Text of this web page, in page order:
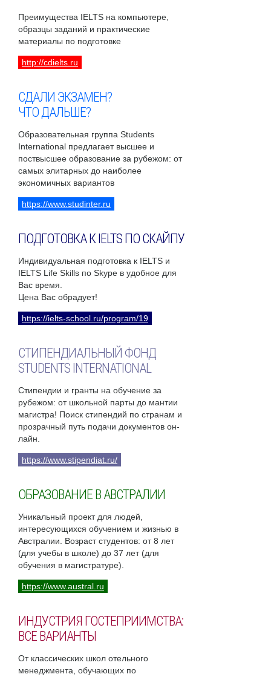
Преимущества IELTS на компьютере,
образцы заданий и практические
материалы по подготовке
http://cdielts.ru
СДАЛИ ЭКЗАМЕН?
ЧТО ДАЛЬШЕ?
Образовательная группа Students
International предлагает высшее и
поствысшее образование за рубежом: от
самых элитарных до наиболее
экономичных вариантов
https://www.studinter.ru
ПОДГОТОВКА К IELTS ПО СКАЙПУ
Индивидуальная подготовка к IELTS и
IELTS Life Skills по Skype в удобное для
Вас время.
Цена Вас обрадует!
https://ielts-school.ru/program/19
СТИПЕНДИАЛЬНЫЙ ФОНД
STUDENTS INTERNATIONAL
Стипендии и гранты на обучение за
рубежом: от школьной парты до мантии
магистра! Поиск стипендий по странам и
прозрачный путь подачи документов он-
лайн.
https://www.stipendiat.ru/
ОБРАЗОВАНИЕ В АВСТРАЛИИ
Уникальный проект для людей,
интересующихся обучением и жизнью в
Австралии. Возраст студентов: от 8 лет
(для учебы в школе) до 37 лет (для
обучения в магистратуре).
https://www.austral.ru
ИНДУСТРИЯ ГОСТЕПРИИМСТВА:
ВСЕ ВАРИАНТЫ
От классических школ отельного
менеджмента, обучающих по